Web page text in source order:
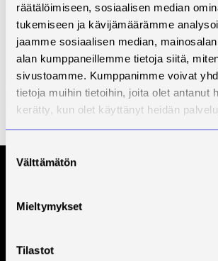
räätälöimiseen, sosiaalisen median
tukemiseen ja kävijämäärämme
jaamme sosiaalisen median,
alan kumppaneillemme tietoja siitä,
sivustoamme. Kumppanimme voivat
tietoja muihin tietoihin, joita olet antanut
kerätty, kun olet käyttänyt heidän
Suostumuksen
valinta
Välttämätön
Mieltymykset
Tilastot